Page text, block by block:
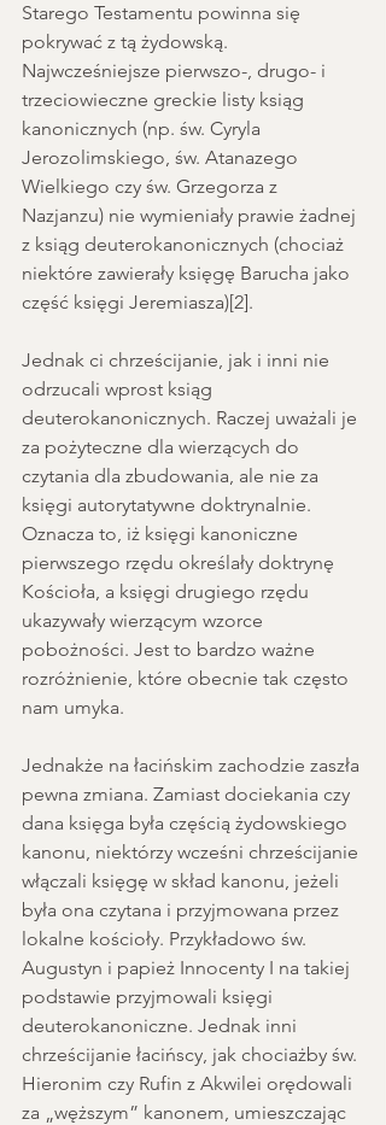
Starego Testamentu powinna się
pokrywać z tą żydowską.
Najwcześniejsze pierwszo-, drugo- i
trzeciowieczne greckie listy ksiąg
kanonicznych (np. św. Cyryla
Jerozolimskiego, św. Atanazego
Wielkiego czy św. Grzegorza z
Nazjanzu) nie wymieniały prawie żadnej
z ksiąg deuterokanonicznych (chociaż
niektóre zawierały księgę Barucha jako
część księgi Jeremiasza)[2].
Jednak ci chrześcijanie, jak i inni nie
odrzucali wprost ksiąg
deuterokanonicznych. Raczej uważali je
za pożyteczne dla wierzących do
czytania dla zbudowania, ale nie za
księgi autorytatywne doktrynalnie.
Oznacza to, iż księgi kanoniczne
pierwszego rzędu określały doktrynę
Kościoła, a księgi drugiego rzędu
ukazywały wierzącym wzorce
pobożności. Jest to bardzo ważne
rozróżnienie, które obecnie tak często
nam umyka.
Jednakże na łacińskim zachodzie zaszła
pewna zmiana. Zamiast dociekania czy
dana księga była częścią żydowskiego
kanonu, niektórzy wcześni chrześcijanie
włączali księgę w skład kanonu, jeżeli
była ona czytana i przyjmowana przez
lokalne kościoły. Przykładowo św.
Augustyn i papież Innocenty I na takiej
podstawie przyjmowali księgi
deuterokanoniczne. Jednak inni
chrześcijanie łacińscy, jak chociażby św.
Hieronim czy Rufin z Akwilei orędowali
za „węższym” kanonem, umieszczając